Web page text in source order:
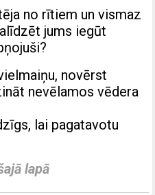
no rītiem un vismaz
jums iegūt
novērst
nevēlamos vēdera
lai pagatavotu
lapā